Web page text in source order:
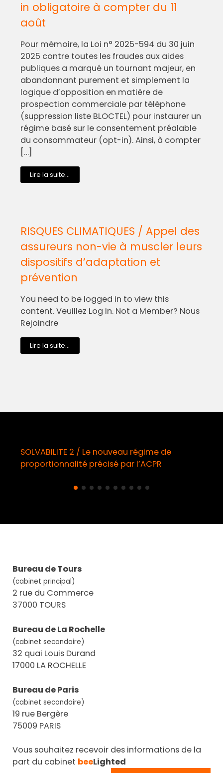
in obligatoire à compter du 11
août
Pour mémoire, la Loi n° 2025-594 du 30 juin
2025 contre toutes les fraudes aux aides
publiques a marqué un tournant majeur, en
abandonnant purement et simplement la
logique d’opposition en matière de
prospection commerciale par téléphone
(suppression liste BLOCTEL) pour instaurer un
régime basé sur le consentement préalable
du consommateur (opt-in). Ainsi, à compter
[…]
Lire la suite...
RISQUES CLIMATIQUES / Appel des
assureurs non-vie à muscler leurs
dispositifs d’adaptation et
prévention
You need to be logged in to view this
content. Veuillez Log In. Not a Member? Nous
Rejoindre
Lire la suite...
SOLVABILITE 2 / Le nouveau régime de
proportionnalité précisé par l’ACPR
Bureau de Tours
(cabinet principal)
2 rue du Commerce
37000 TOURS
Bureau de La Rochelle
(cabinet secondaire)
32 quai Louis Durand
17000 LA ROCHELLE
Bureau de Paris
(cabinet secondaire)
19 rue Bergère
75009 PARIS
Vous souhaitez recevoir des informations de la
part du cabinet beeLighted